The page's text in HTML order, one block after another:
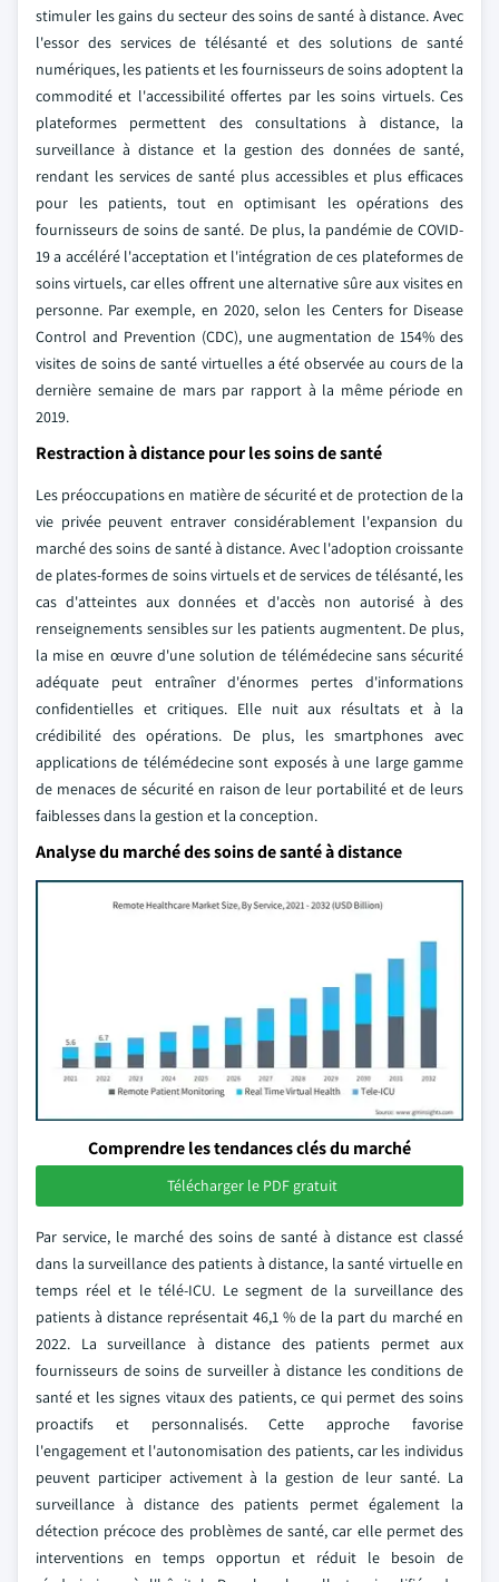
stimuler les gains du secteur des soins de santé à distance. Avec
l'essor des services de télésanté et des solutions de santé
numériques, les patients et les fournisseurs de soins adoptent la
commodité et l'accessibilité offertes par les soins virtuels. Ces
plateformes permettent des consultations à distance, la
surveillance à distance et la gestion des données de santé,
rendant les services de santé plus accessibles et plus efficaces
pour les patients, tout en optimisant les opérations des
fournisseurs de soins de santé. De plus, la pandémie de COVID-
19 a accéléré l'acceptation et l'intégration de ces plateformes de
soins virtuels, car elles offrent une alternative sûre aux visites en
personne. Par exemple, en 2020, selon les Centers for Disease
Control and Prevention (CDC), une augmentation de 154% des
visites de soins de santé virtuelles a été observée au cours de la
dernière semaine de mars par rapport à la même période en
2019.
Restraction à distance pour les soins de santé
Les préoccupations en matière de sécurité et de protection de la
vie privée peuvent entraver considérablement l'expansion du
marché des soins de santé à distance. Avec l'adoption croissante
de plates-formes de soins virtuels et de services de télésanté, les
cas d'atteintes aux données et d'accès non autorisé à des
renseignements sensibles sur les patients augmentent. De plus,
la mise en œuvre d'une solution de télémédecine sans sécurité
adéquate peut entraîner d'énormes pertes d'informations
confidentielles et critiques. Elle nuit aux résultats et à la
crédibilité des opérations. De plus, les smartphones avec
applications de télémédecine sont exposés à une large gamme
de menaces de sécurité en raison de leur portabilité et de leurs
faiblesses dans la gestion et la conception.
Analyse du marché des soins de santé à distance
Comprendre les tendances clés du marché
Télécharger le PDF gratuit
Par service, le marché des soins de santé à distance est classé
dans la surveillance des patients à distance, la santé virtuelle en
temps réel et le télé-ICU. Le segment de la surveillance des
patients à distance représentait 46,1 % de la part du marché en
2022. La surveillance à distance des patients permet aux
fournisseurs de soins de surveiller à distance les conditions de
santé et les signes vitaux des patients, ce qui permet des soins
proactifs et personnalisés. Cette approche favorise
l'engagement et l'autonomisation des patients, car les individus
peuvent participer activement à la gestion de leur santé. La
surveillance à distance des patients permet également la
détection précoce des problèmes de santé, car elle permet des
interventions en temps opportun et réduit le besoin de